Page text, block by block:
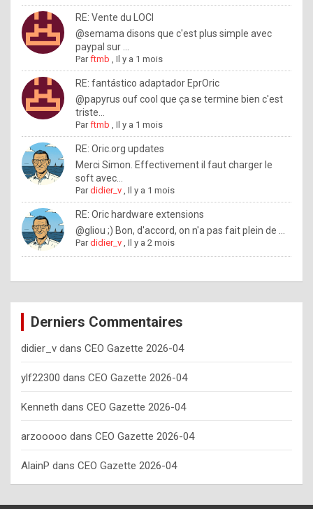
a
n
t
o
n
o
w
h
o
w
o
e
y
o
u
s
h
o
RE: Vente du LOCI
@semama disons que c'est plus simple avec
paypal sur ...
Parftmb ,Il y a 1 mois
RE: fantástico adaptador EprOric
@papyrus ouf cool que ça se termine bien c'est
triste...
Parftmb ,Il y a 1 mois
RE: Oric.org updates
Merci Simon. Effectivement il faut charger le
soft avec...
Pardidier_v ,Il y a 1 mois
RE: Oric hardware extensions
@gliou ;) Bon, d'accord, on n'a pas fait plein de ...
Pardidier_v ,Il y a 2 mois
Derniers Commentaires
didier_v dans CEO Gazette 2026-04
ylf22300 dans CEO Gazette 2026-04
Kenneth dans CEO Gazette 2026-04
arzooooo dans CEO Gazette 2026-04
AlainP dans CEO Gazette 2026-04